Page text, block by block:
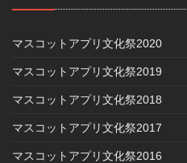
マスコットアプリ文化祭2020
マスコットアプリ文化祭2019
マスコットアプリ文化祭2018
マスコットアプリ文化祭2017
マスコットアプリ文化祭2016